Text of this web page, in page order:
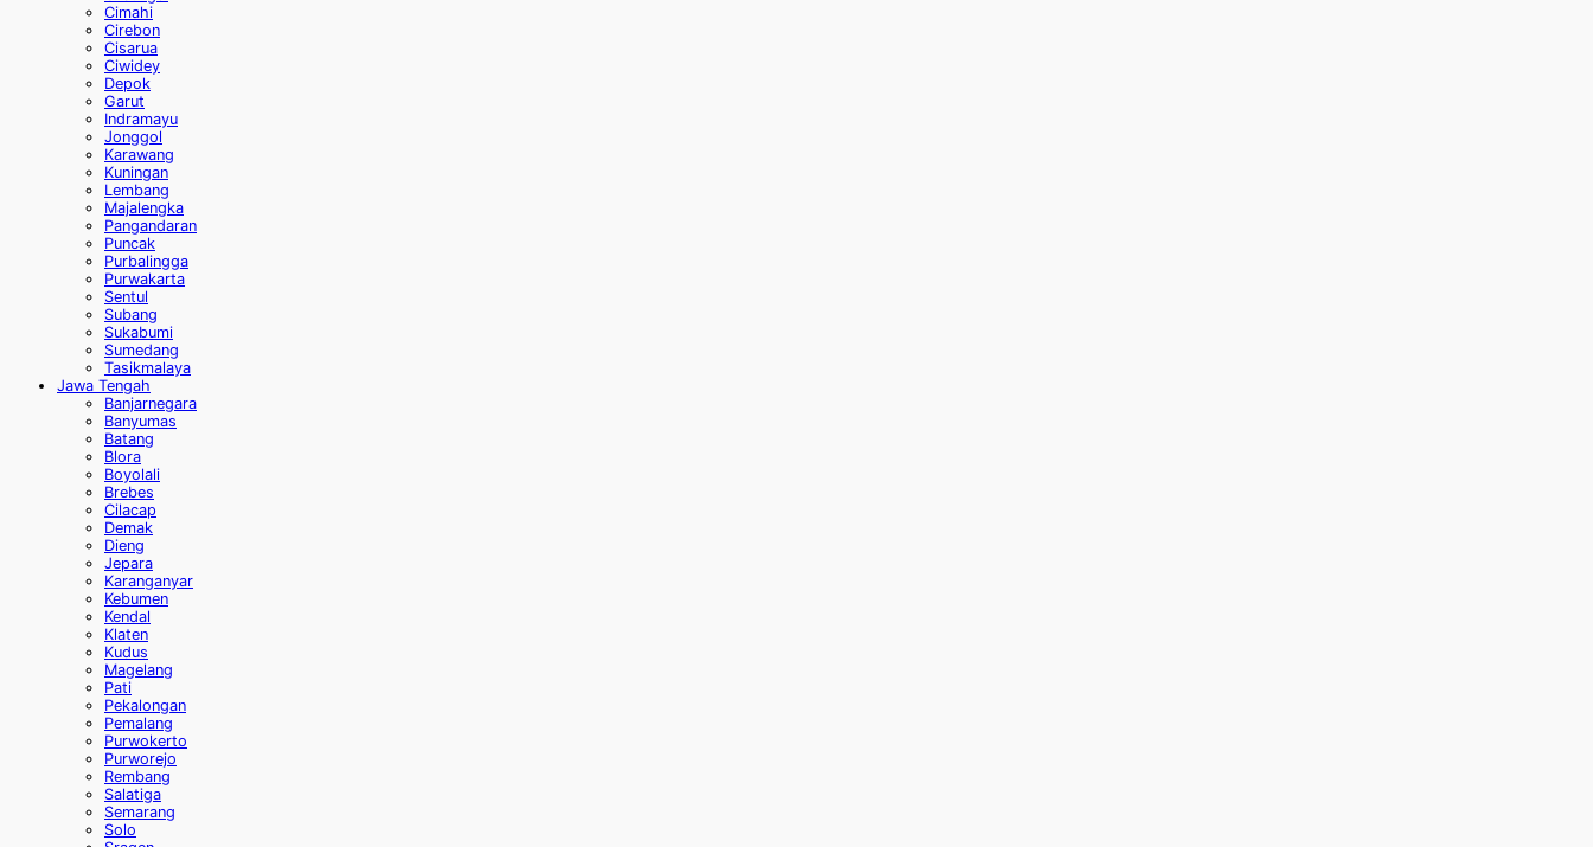
Cimahi
Cirebon
Cisarua
Ciwidey
Depok
Garut
Indramayu
Jonggol
Karawang
Kuningan
Lembang
Majalengka
Pangandaran
Puncak
Purbalingga
Purwakarta
Sentul
Subang
Sukabumi
Sumedang
Tasikmalaya
Jawa Tengah
Banjarnegara
Banyumas
Batang
Blora
Boyolali
Brebes
Cilacap
Demak
Dieng
Jepara
Karanganyar
Kebumen
Kendal
Klaten
Kudus
Magelang
Pati
Pekalongan
Pemalang
Purwokerto
Purworejo
Rembang
Salatiga
Semarang
Solo